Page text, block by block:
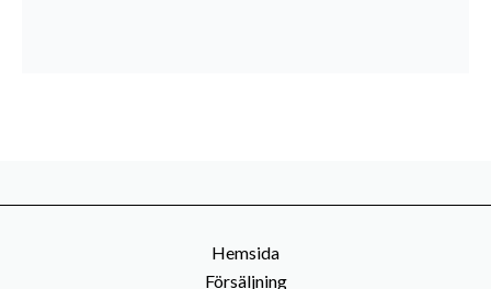
Hemsida
Försäljning